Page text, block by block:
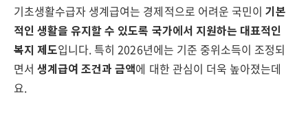
기초생활수급자 생계급여는 경제적으로 어려운 국민이 기본
적인 생활을 유지할 수 있도록 국가에서 지원하는 대표적인
복지 제도입니다. 특히 2026년에는 기준 중위소득이 조정되
면서생계급여 조건과 금액에 대한 관심이 더욱 높아졌는데
요.